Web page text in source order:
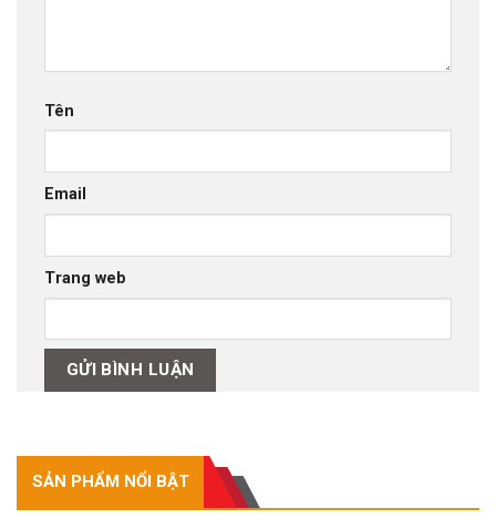
Tên
Email
Trang web
SẢN PHẨM NỔI BẬT